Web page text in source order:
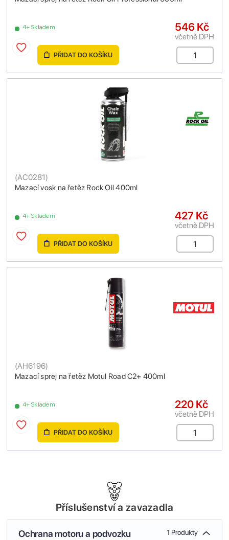
4+ Skladem 546 Kč
včetně DPH
PŘIDAT DO KOŠÍKU
Mazací vosk na řetěz Rock Oil 400ml
(AC0281)
4+ Skladem 427 Kč
včetně DPH
PŘIDAT DO KOŠÍKU
Mazací sprej na řetěz Motul Road C2+ 400ml
(AH6196)
4+ Skladem 220 Kč
včetně DPH
PŘIDAT DO KOŠÍKU
Příslušenství a zavazadla
Ochrana motoru a podvozku 1 Produkty